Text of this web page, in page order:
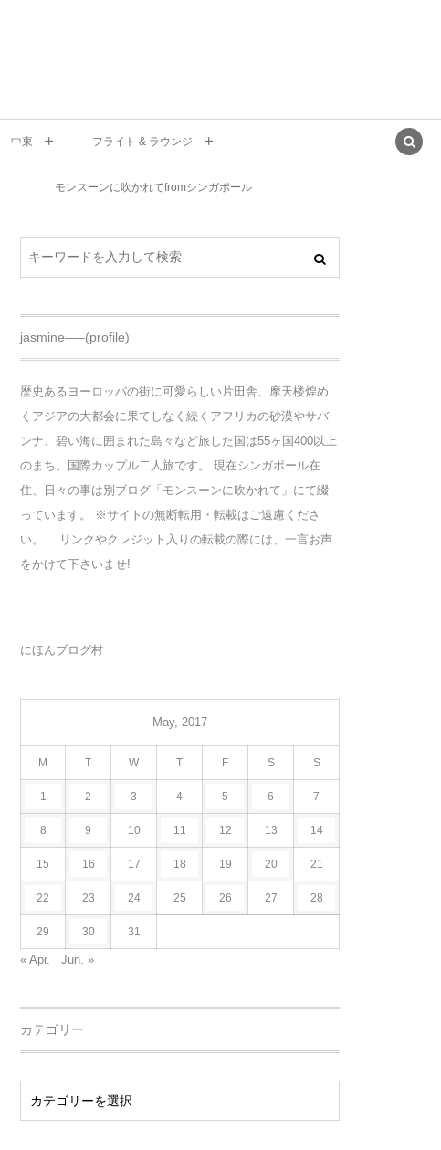
中東 フライト & ラウンジ
モンスーンに吹かれてfromシンガポール
jasmine—–(profile)
歴史あるヨーロッパの街に可愛らしい片田舎、摩天楼煌め
くアジアの大都会に果てしなく続くアフリカの砂漠やサバ
ンナ、碧い海に囲まれた島々など旅した国は55ヶ国400以上
のまち。国際カップル二人旅です。 現在シンガポール在
住、日々の事は別ブログ「モンスーンに吹かれて」にて綴
っています。 ※サイトの無断転用・転載はご遠慮くださ
い。 リンクやクレジット入りの転載の際には、一言お声
をかけて下さいませ!
にほんブログ村
May, 2017
M T W T F S S
1 2 3 4 5 6 7
8 9 10 11 12 13 14
15 16 17 18 19 20 21
22 23 24 25 26 27 28
29 30 31
« Apr. Jun. »
カテゴリー